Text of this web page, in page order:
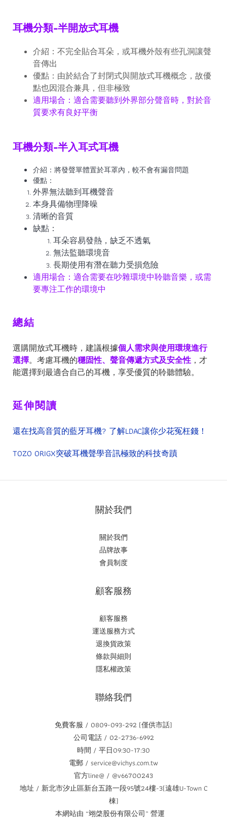
耳機分類-半開放式耳機
介紹：不完全貼合耳朵，或耳機外殼有些孔洞讓聲
音傳出
優點：由於結合了封閉式與開放式耳機概念，故優
點也因混合兼具，但非極致
適用場合：適合需要聽到外界部分聲音時，對於音
質要求有良好平衡
耳機分類-半入耳式耳機
介紹：將發聲單體置於耳罩內，較不會有漏音問題
優點：
外界無法聽到耳機聲音
本身具備物理降噪
清晰的音質
缺點：
耳朵容易發熱，缺乏不透氣
無法監聽環境音
長期使用有潛在聽力受損危險
適用場合：適合需要在吵雜環境中聆聽音樂，或需
要專注工作的環境中
總結
選購開放式耳機時，建議根據個人需求與使用環境進行
選擇。考慮耳機的穩固性、聲音傳遞方式及安全性，才
能選擇到最適合自己的耳機，享受優質的聆聽體驗。
延伸閱讀
還在找高音質的藍牙耳機? 了解LDAC讓你少花冤枉錢！
TOZO ORIGX突破耳機聲學音訊極致的科技奇蹟
關於我們
關於我們
品牌故事
會員制度
顧客服務
顧客服務
運送服務方式
退換貨政策
條款與細則
隱私權政策
聯絡我們
免費客服 / 0809-093-292 (僅供市話)
公司電話 / 02-2736-6992
時間 / 平日09:30-17:30
電郵 / service@vichys.com.tw
官方line@ / @v66700243
地址 / 新北市汐止區新台五路一段95號24樓-3(遠雄U-Town C
棟)
本網站由 “翊棨股份有限公司” 營運